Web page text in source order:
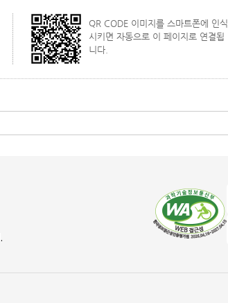
QR CODE 이미지를 스마트폰에 인식
시키면 자동으로 이 페이지로 연결됩
니다.